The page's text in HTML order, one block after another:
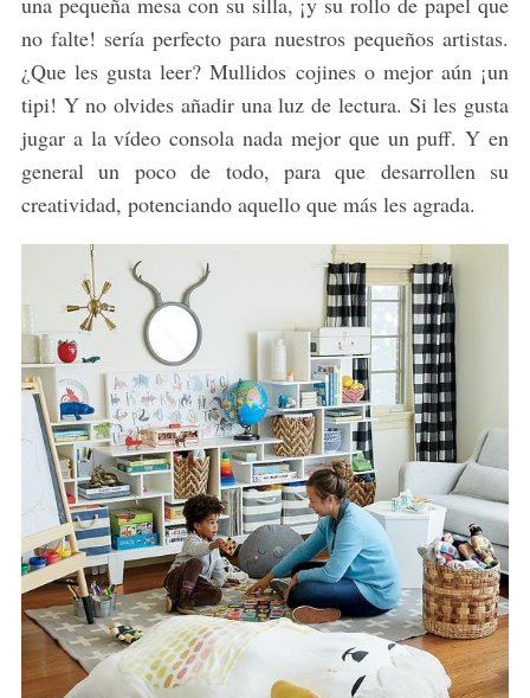
no falte! sería perfecto para nuestros pequeños artistas.
¿Que les gusta leer? Mullidos cojines o mejor aún ¡un
tipi! Y no olvides añadir una luz de lectura. Si les gusta
jugar a la vídeo consola nada mejor que un puff. Y en
general un poco de todo, para que desarrollen su
creatividad, potenciando aquello que más les agrada.